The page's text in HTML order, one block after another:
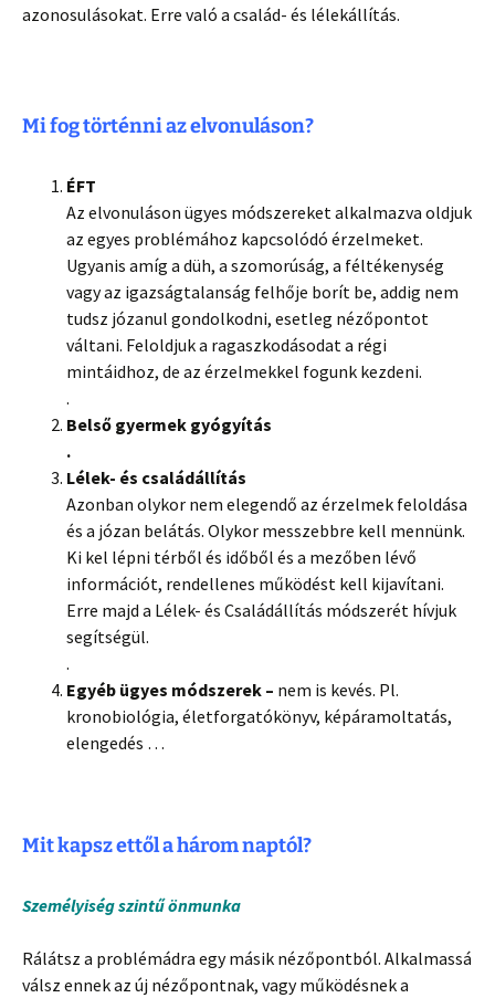
azonosulásokat. Erre való a család- és lélekállítás.
Mi fog történni az elvonuláson?
ÉFT
Az elvonuláson ügyes módszereket alkalmazva oldjuk
az egyes problémához kapcsolódó érzelmeket.
Ugyanis amíg a düh, a szomorúság, a féltékenység
vagy az igazságtalanság felhője borít be, addig nem
tudsz józanul gondolkodni, esetleg nézőpontot
váltani. Feloldjuk a ragaszkodásodat a régi
mintáidhoz, de az érzelmekkel fogunk kezdeni.
.
Belső gyermek gyógyítás
.
Lélek- és családállítás
Azonban olykor nem elegendő az érzelmek feloldása
és a józan belátás. Olykor messzebbre kell mennünk.
Ki kel lépni térből és időből és a mezőben lévő
információt, rendellenes működést kell kijavítani.
Erre majd a Lélek- és Családállítás módszerét hívjuk
segítségül.
.
Egyéb ügyes módszerek – nem is kevés. Pl.
kronobiológia, életforgatókönyv, képáramoltatás,
elengedés …
Mit kapsz ettől a három naptól?
Személyiség szintű önmunka
Rálátsz a problémádra egy másik nézőpontból. Alkalmassá
válsz ennek az új nézőpontnak, vagy működésnek a